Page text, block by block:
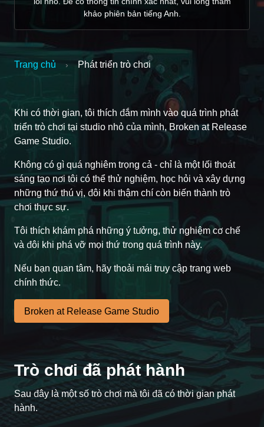
khảo phiên bản tiếng Anh.
Trang chủ › Phát triển trò chơi
Khi có thời gian, tôi thích đắm mình vào quá trình phát
triển trò chơi tại studio nhỏ của mình, Broken at Release
Game Studio.
Không có gì quá nghiêm trọng cả - chỉ là một lối thoát
sáng tạo nơi tôi có thể thử nghiệm, học hỏi và xây dựng
những thứ thú vị, đôi khi thậm chí còn biến thành trò
chơi thực sự.
Tôi thích khám phá những ý tưởng, thử nghiệm cơ chế
và đôi khi phá vỡ mọi thứ trong quá trình này.
Nếu bạn quan tâm, hãy thoải mái truy cập trang web
chính thức.
Broken at Release Game Studio
Trò chơi đã phát hành
Sau đây là một số trò chơi mà tôi đã có thời gian phát
hành.
Case #1472